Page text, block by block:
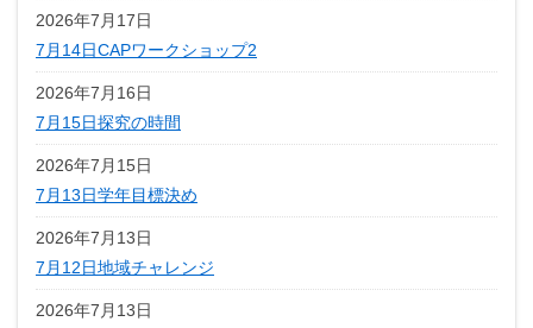
2026年7月17日
7月14日CAPワークショップ2
2026年7月16日
7月15日探究の時間
2026年7月15日
7月13日学年目標決め
2026年7月13日
7月12日地域チャレンジ
2026年7月13日